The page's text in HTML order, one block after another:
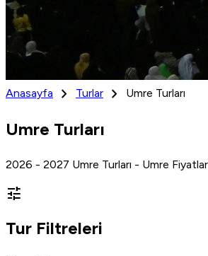
Anasayfa chevron_right Turlar chevron_right Umre Turları
Umre Turları
2026 - 2027 Umre Turları - Umre
tune
Tur Filtreleri